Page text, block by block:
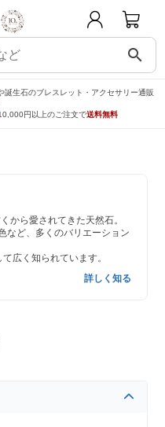
search
生石のブレスレット・アクセサリー通販
円以上のご注文で送料無料
から愛されてきた天然石。
など、多くのバリエーション
広く知られています。
詳しく知る